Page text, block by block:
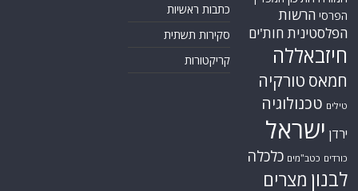
הפרסי הרשות
הפלסטינית חות'ים
חיזבאללה
חמאס טורקיה
טילים טכנולוגיה
ירדן ישראל
כורדים כטב"מים כלכלה
לבנון מצרים
כתבות ראשיות
סקירות תשתית
קריקטורות